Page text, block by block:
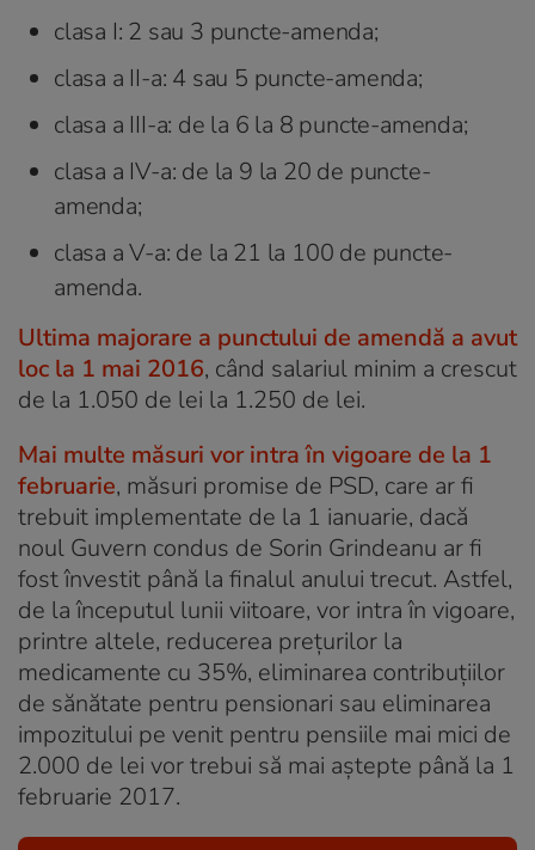
clasa I: 2 sau 3 puncte-amenda;
clasa a II-a: 4 sau 5 puncte-amenda;
clasa a III-a: de la 6 la 8 puncte-amenda;
clasa a IV-a: de la 9 la 20 de puncte-
amenda;
clasa a V-a: de la 21 la 100 de puncte-
amenda.
Ultima majorare a punctului de amendă a avut
loc la 1 mai 2016, când salariul minim a crescut
de la 1.050 de lei la 1.250 de lei.
Mai multe măsuri vor intra în vigoare de la 1
februarie, măsuri promise de PSD, care ar fi
trebuit implementate de la 1 ianuarie, dacă
noul Guvern condus de Sorin Grindeanu ar fi
fost învestit până la finalul anului trecut. Astfel,
de la începutul lunii viitoare, vor intra în vigoare,
printre altele, reducerea prețurilor la
medicamente cu 35%, eliminarea contribuțiilor
de sănătate pentru pensionari sau eliminarea
impozitului pe venit pentru pensiile mai mici de
2.000 de lei vor trebui să mai aștepte până la 1
februarie 2017.